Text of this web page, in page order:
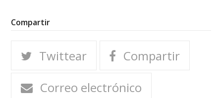
Compartir
Twittear
Compartir
Correo electrónico